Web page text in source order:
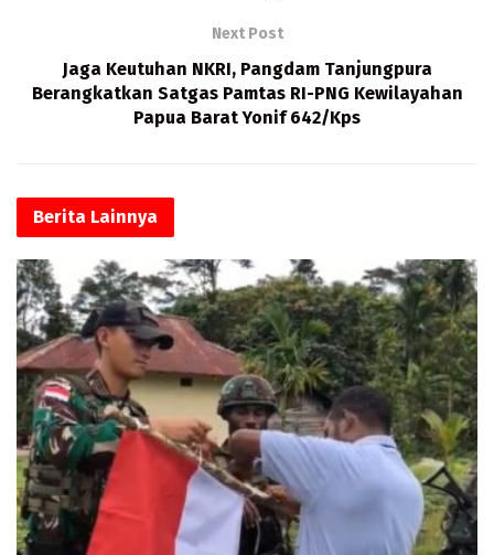
Next Post
Jaga Keutuhan NKRI, Pangdam Tanjungpura
Berangkatkan Satgas Pamtas RI-PNG Kewilayahan
Papua Barat Yonif 642/Kps
Berita Lainnya